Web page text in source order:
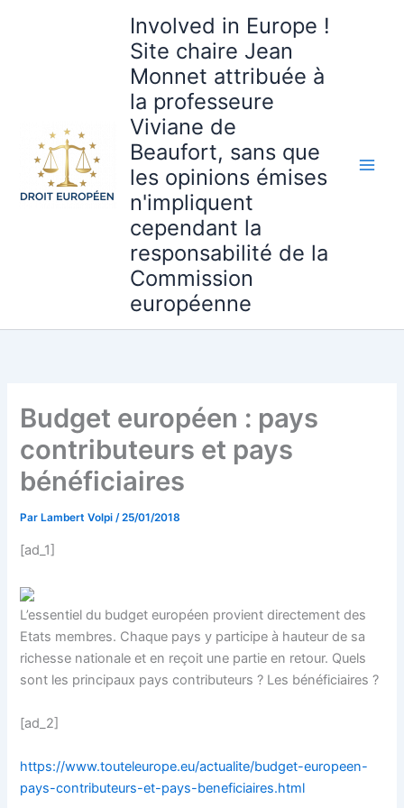
Involved in Europe !
Site chaire Jean
Monnet attribuée à
la professeure
Viviane de
Beaufort, sans que
les opinions émises
n'impliquent
cependant la
responsabilité de la
Commission
européenne
Budget européen : pays
contributeurs et pays
bénéficiaires
Par Lambert Volpi/25/01/2018
[ad_1]
L’essentiel du budget européen provient directement des
Etats membres. Chaque pays y participe à hauteur de sa
richesse nationale et en reçoit une partie en retour. Quels
sont les principaux pays contributeurs ? Les bénéficiaires ?
[ad_2]
https://www.touteleurope.eu/actualite/budget-europeen-
pays-contributeurs-et-pays-beneficiaires.html